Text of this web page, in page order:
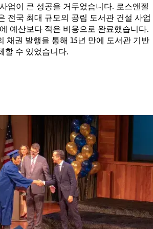
업이 큰 성공을 거두었습니다. 로스앤젤
전국 최대 규모의 공립 도서관 건설 사업
예산보다 적은 비용으로 완료했습니다.
채권 발행을 통해 15년 만에 도서관 기반
할 수 있었습니다.